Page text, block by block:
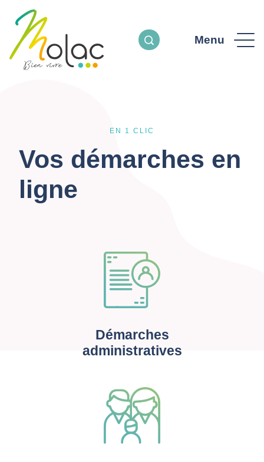
Menu
EN 1 CLIC
Vos démarches en
ligne
Démarches
administratives